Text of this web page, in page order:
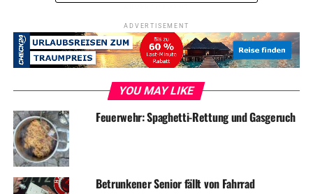
RELATED TOPICS: BLAULICHT DIEBSTAHL
EINBRUCH
NEWS
Erneut Sachbeschädigungen an Baustelle in der
Kaiserstraße
DON'T MISS
Einbrecher scheitern an Supermarkttür
ADVERTISEMENT
YOU MAY LIKE
Feuerwehr: Spaghetti-Rettung und Gasgeruch
Betrunkener Senior fällt von Fahrrad